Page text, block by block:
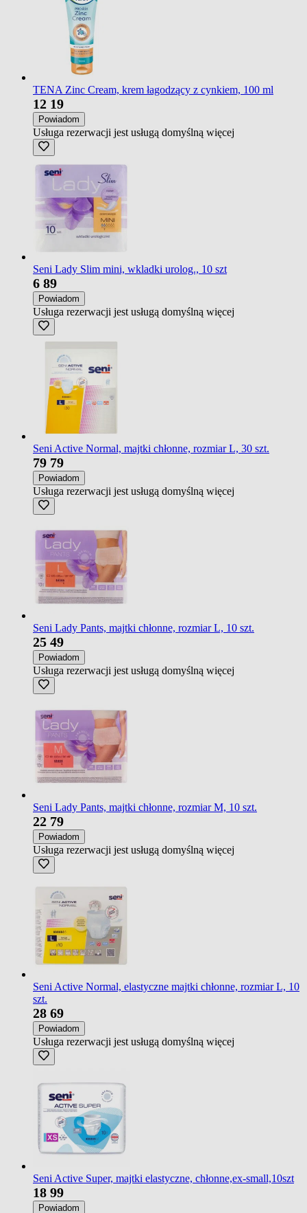
TENA Zinc Cream, krem łagodzący z cynkiem, 100 ml
12 19
Powiadom
Usługa rezerwacji jest usługą domyślną więcej
Seni Lady Slim mini, wkladki urolog., 10 szt
6 89
Powiadom
Usługa rezerwacji jest usługą domyślną więcej
Seni Active Normal, majtki chłonne, rozmiar L, 30 szt.
79 79
Powiadom
Usługa rezerwacji jest usługą domyślną więcej
Seni Lady Pants, majtki chłonne, rozmiar L, 10 szt.
25 49
Powiadom
Usługa rezerwacji jest usługą domyślną więcej
Seni Lady Pants, majtki chłonne, rozmiar M, 10 szt.
22 79
Powiadom
Usługa rezerwacji jest usługą domyślną więcej
Seni Active Normal, elastyczne majtki chłonne, rozmiar L, 10
szt.
28 69
Powiadom
Usługa rezerwacji jest usługą domyślną więcej
Seni Active Super, majtki elastyczne, chłonne,ex-small,10szt
18 99
Powiadom